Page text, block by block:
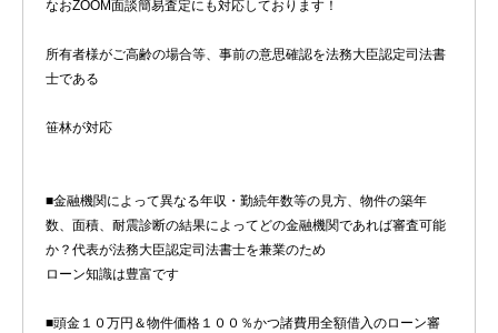
なおZOOM面談簡易査定にも対応しております！
所有者様がご高齢の場合等、事前の意思確認を法務大臣認定司法書
士である
笹林が対応
■金融機関によって異なる年収・勤続年数等の見方、物件の築年
数、面積、耐震診断の結果によってどの金融機関であれば審査可能
か？代表が法務大臣認定司法書士を兼業のため
ローン知識は豊富です
■頭金１０万円＆物件価格１００％かつ諸費用全額借入のローン審